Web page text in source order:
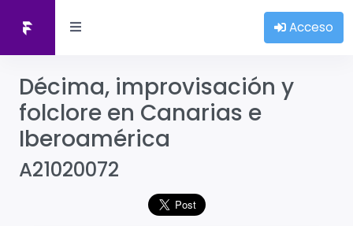
Acceso
Décima, improvisación y
folclore en Canarias e
Iberoamérica
A21020072